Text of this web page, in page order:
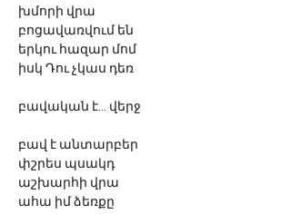
խմորի վրա
բոցավառվում են
երկու հազար մոմ
իսկ Դու չկաս դեռ
բավական է... վերջ
բավ է անտարբեր
փշրես պսակդ
աշխարհի վրա
ահա իմ ձեռքը